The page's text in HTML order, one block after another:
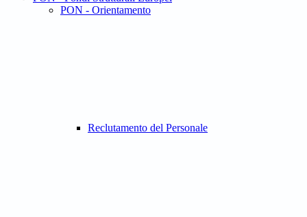
PON - Orientamento
Reclutamento del Personale